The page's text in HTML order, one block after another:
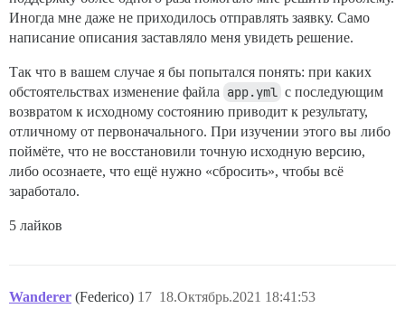
Иногда мне даже не приходилось отправлять заявку. Само
написание описания заставляло меня увидеть решение.
Так что в вашем случае я бы попытался понять: при каких
обстоятельствах изменение файла app.yml с последующим
возвратом к исходному состоянию приводит к результату,
отличному от первоначального. При изучении этого вы либо
поймёте, что не восстановили точную исходную версию,
либо осознаете, что ещё нужно «сбросить», чтобы всё
заработало.
5 лайков
Wanderer (Federico) 18.Октябрь.2021 18:41:53
17